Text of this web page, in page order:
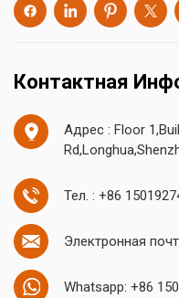
Контактная
Адрес : Floor
Тел. : +86
Электронная
Whatsapp: +86